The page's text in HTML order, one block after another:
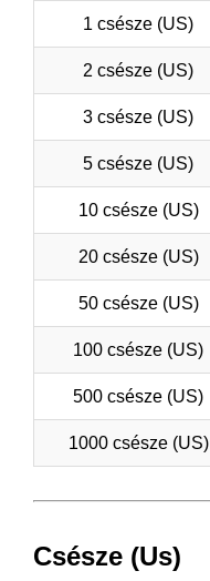
1 csésze (US)
2 csésze (US)
3 csésze (US)
5 csésze (US)
10 csésze (US)
20 csésze (US)
50 csésze (US)
100 csésze (US)
500 csésze (US)
1000 csésze (US)
Csésze (Us)